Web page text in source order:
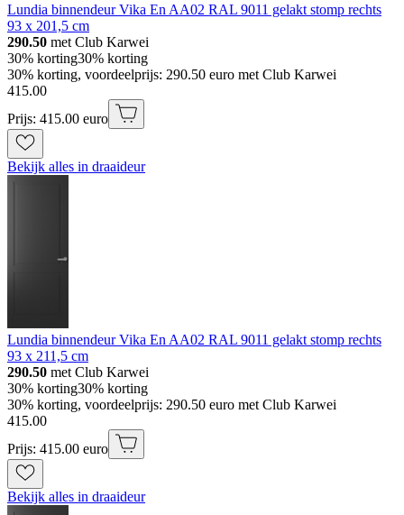
Lundia binnendeur Vika En AA02 RAL 9011 gelakt stomp rechts
93 x 201,5 cm
290.50 met Club Karwei
30% korting30% korting
30% korting, voordeelprijs: 290.50 euro met Club Karwei
415.00
Prijs: 415.00 euro
Bekijk alles in draaideur
Lundia binnendeur Vika En AA02 RAL 9011 gelakt stomp rechts
93 x 211,5 cm
290.50 met Club Karwei
30% korting30% korting
30% korting, voordeelprijs: 290.50 euro met Club Karwei
415.00
Prijs: 415.00 euro
Bekijk alles in draaideur